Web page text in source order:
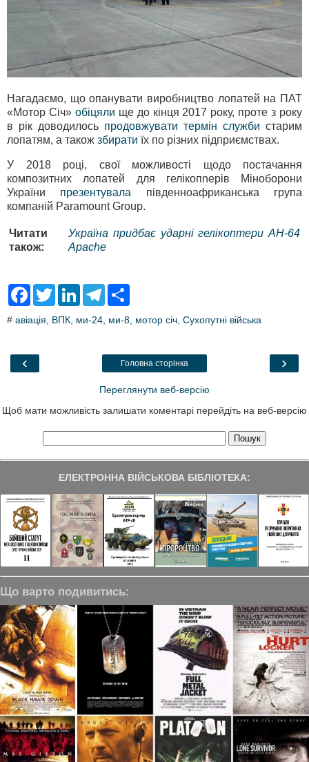
Нагадаємо, що опанувати виробництво лопатей на ПАТ
«Мотор Січ» обіцяли ще до кінця 2017 року, проте з року
в рік доводилось продовжувати термін служби старим
лопатям, а також збирати їх по різних підприємствах.
У 2018 році, свої можливості щодо постачання
композитних лопатей для гелікопnерів Міноборони
України презентувала південноафриканська група
компаній Paramount Group.
Читати
також:
Україна придбає ударні гелікоптери AH-64
Apache
F
e
o
T
t
L
k
T
e
a
r
# авіація ВПК ми-24 ми-8 мотор січ Сухопутні війська
‹ ›
Головна сторінка
Переглянути веб-версію
Щоб мати можливість залишати коментарі перейдіть на веб-версію
ЕЛЕКТРОННА ВІЙСЬКОВА БІБЛІОТЕКА:
Що варто подивитись: